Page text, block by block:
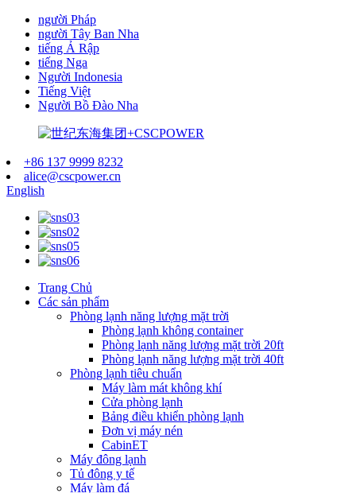
người Pháp
người Tây Ban Nha
tiếng Ả Rập
tiếng Nga
Người Indonesia
Tiếng Việt
Người Bồ Đào Nha
+86 137 9999 8232
alice@cscpower.cn
English
Trang Chủ
Các sản phẩm
Phòng lạnh năng lượng mặt trời
Phòng lạnh không container
Phòng lạnh năng lượng mặt trời 20ft
Phòng lạnh năng lượng mặt trời 40ft
Phòng lạnh tiêu chuẩn
Máy làm mát không khí
Cửa phòng lạnh
Bảng điều khiển phòng lạnh
Đơn vị máy nén
CabinET
Máy đông lạnh
Tủ đông y tế
Máy làm đá